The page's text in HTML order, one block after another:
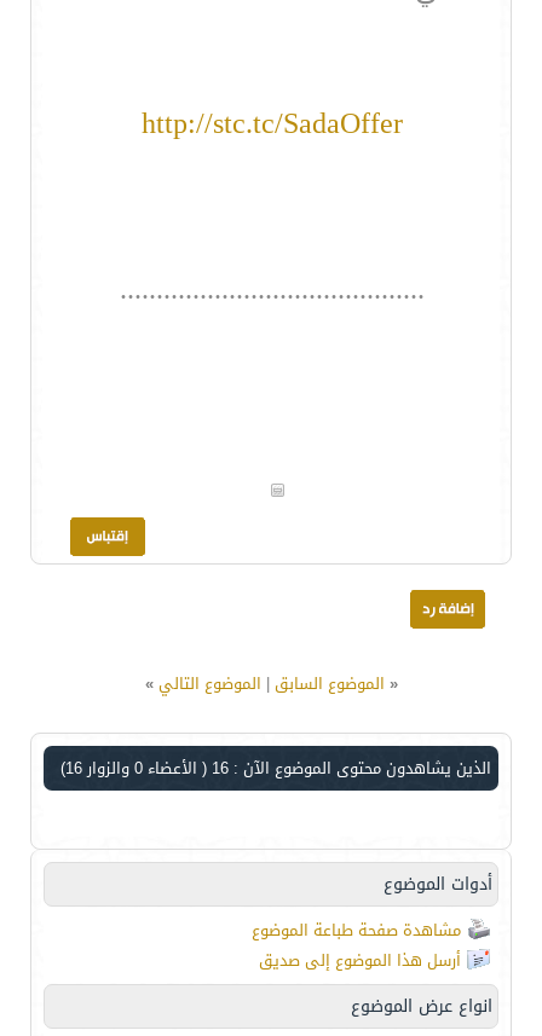
http://stc.tc/SadaOffer
..........................................
« الموضوع السابق| الموضوع التالي»
الذين يشاهدون محتوى الموضوع الآن : 16 ( الأعضاء 0 والزوار 16)
أدوات الموضوع
مشاهدة صفحة طباعة الموضوع
أرسل هذا الموضوع إلى صديق
انواع عرض الموضوع